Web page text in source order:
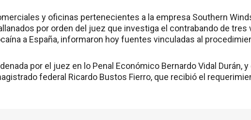
y oficinas pertenecientes a la empresa Southern
por orden del juez que investiga el contrabando de tres
a España, informaron hoy fuentes vinculadas al
por el juez en lo Penal Económico Bernardo Vidal Durán,
federal Ricardo Bustos Fierro, que recibió el